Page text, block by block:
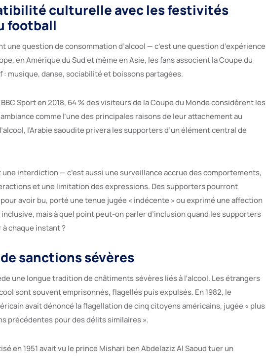
culturelle avec les festivités
football
une question de consommation d’alcool — c’est une question d’expérience
en Amérique du Sud et même en Asie, les fans associent la Coupe du
: musique, danse, sociabilité et boissons partagées.
Sport en 2018, 64 % des visiteurs de la Coupe du Monde considèrent les
comme l’une des principales raisons de leur attachement au
l’Arabie saoudite privera les supporters d’un élément central de
une interdiction — c’est aussi une surveillance accrue des comportements,
et une limitation des expressions. Des supporters pourront
avoir bu, porté une tenue jugée « indécente » ou exprimé une affection
inclusive, mais à quel point peut-on parler d’inclusion quand les supporters
chaque instant ?
sanctions sévères
une longue tradition de châtiments sévères liés à l’alcool. Les étrangers
sont souvent emprisonnés, flagellés puis expulsés. En 1982, le
avait dénoncé la flagellation de cinq citoyens américains, jugée « plus
précédentes pour des délits similaires ».
en 1951 avait vu le prince Mishari ben Abdelaziz Al Saoud tuer un